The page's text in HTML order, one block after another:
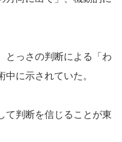
っさの判断による「わ
に示されていた。
判断を信じることが東